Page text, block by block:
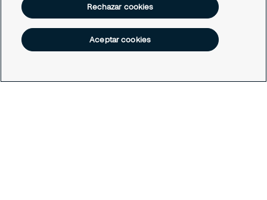
Nuestras políticas
Política de Cookies
Configuración cookies
Rechazar cookies
Aceptar cookies